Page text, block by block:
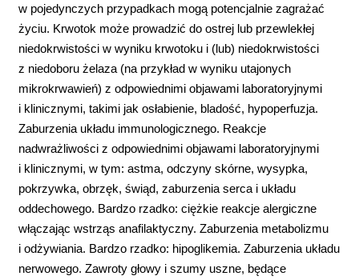
w pojedynczych przypadkach mogą potencjalnie zagrażać
życiu. Krwotok może prowadzić do ostrej lub przewlekłej
niedokrwistości w wyniku krwotoku i (lub) niedokrwistości
z niedoboru żelaza (na przykład w wyniku utajonych
mikrokrwawień) z odpowiednimi objawami laboratoryjnymi
i klinicznymi, takimi jak osłabienie, bladość, hypoperfuzja.
Zaburzenia układu immunologicznego. Reakcje
nadwrażliwości z odpowiednimi objawami laboratoryjnymi
i klinicznymi, w tym: astma, odczyny skórne, wysypka,
pokrzywka, obrzęk, świąd, zaburzenia serca i układu
oddechowego. Bardzo rzadko: ciężkie reakcje alergiczne
włączając wstrząs anafilaktyczny. Zaburzenia metabolizmu
i odżywiania. Bardzo rzadko: hipoglikemia. Zaburzenia układu
nerwowego. Zawroty głowy i szumy uszne, będące